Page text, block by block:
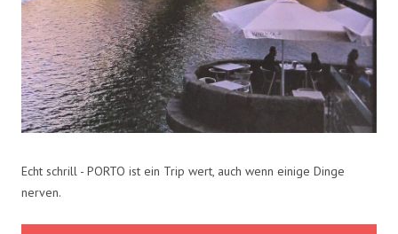
Echt schrill - PORTO ist ein Trip wert, auch wenn einige Dinge
nerven.